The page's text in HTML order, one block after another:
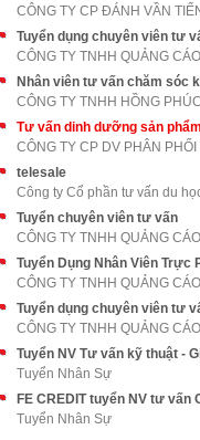
CÔNG TY CP ĐÁNH VẦN
Tuyển dụng chuyên viên tư
Nhân viên tư vấn chăm sóc
CÔNG TY TNHH HỒNG PHÚC
CÔNG TY CP DV PHÂN
telesale
Công ty Cổ phần tư vấn du
Tuyển chuyên viên tư vấn
Tuyển Dụng Nhân Viên Trực
Tuyển dụng chuyên viên tư
Tuyển Nhân Sự
Tuyển Nhân Sự